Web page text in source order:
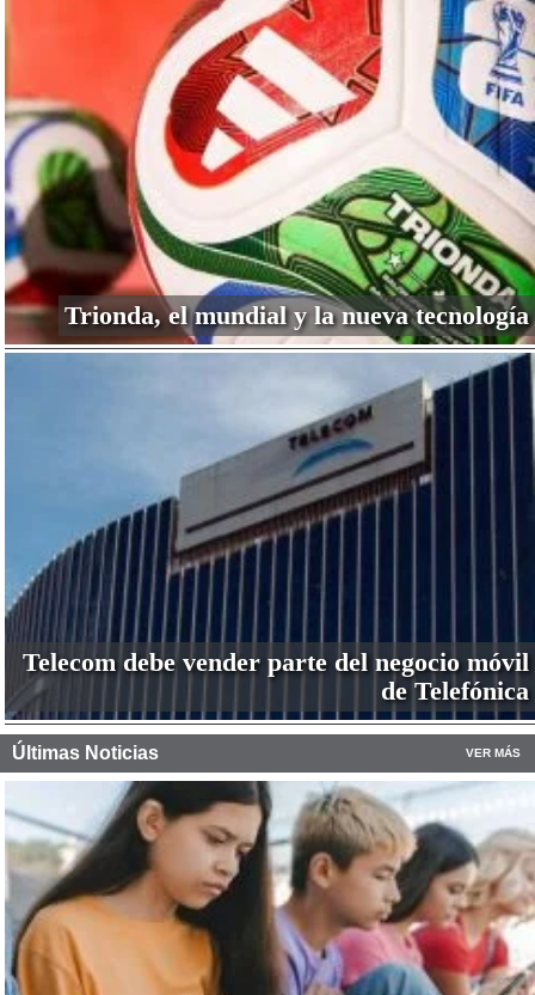
Trionda, el mundial y la nueva tecnología
Telecom debe vender parte del negocio móvil
de Telefónica
Últimas Noticias VER MÁS